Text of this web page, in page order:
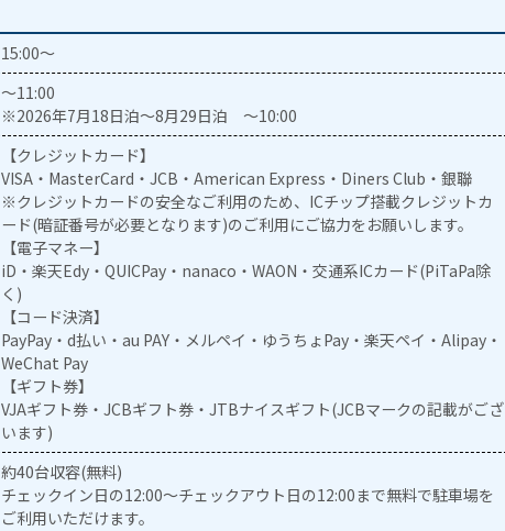
15:00～
～11:00
※2026年7月18日泊～8月29日泊 ～10:00
【クレジットカード】
VISA・MasterCard・JCB・American Express・Diners Club・銀聯
※クレジットカードの安全なご利用のため、ICチップ搭載クレジットカ
ード(暗証番号が必要となります)のご利用にご協力をお願いします。
【電子マネー】
iD・楽天Edy・QUICPay・nanaco・WAON・交通系ICカード(PiTaPa除
く)
【コード決済】
PayPay・d払い・au PAY・メルペイ・ゆうちょPay・楽天ペイ・Alipay・
WeChat Pay
【ギフト券】
VJAギフト券・JCBギフト券・JTBナイスギフト(JCBマークの記載がござ
います)
約40台収容(無料)
チェックイン日の12:00～チェックアウト日の12:00まで無料で駐車場を
ご利用いただけます。